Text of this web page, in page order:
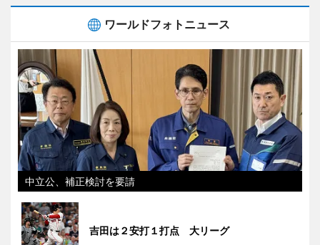
ワールドフォトニュース
中立公、補正検討を要請
吉田は２安打１打点 大リーグ